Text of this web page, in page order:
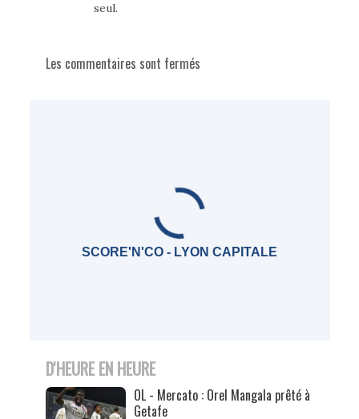
seul.
Les commentaires sont fermés
SCORE'N'CO - LYON CAPITALE
D'HEURE EN HEURE
OL - Mercato : Orel Mangala prêté à
Getafe